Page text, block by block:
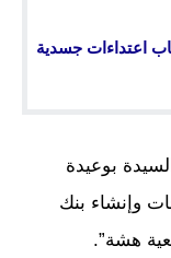
اعتداءات جسدية
بوعيدة
وإنشاء بنك
هشة”.